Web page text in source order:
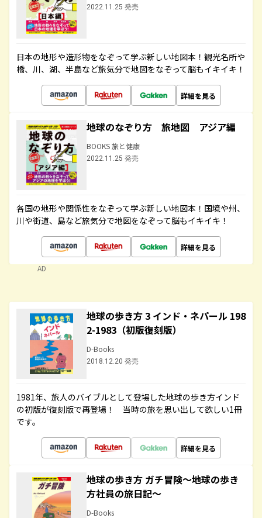
2022.11.25 発売
日本の地形や造形物をなぞって学ぶ新しい地図本！観光名所や
橋、川、湖、半島など旅気分で地図をなぞって脳もイキイキ！
詳細を見る
地球のなぞり方 旅地図 アジア編
BOOKS 旅と健康
2022.11.25 発売
各国の地形や関係性をなぞって学ぶ新しい地図本！国境や州、
川や街道、島など旅気分で地図をなぞって脳もイキイキ！
詳細を見る
AD
地球の歩き方 3 インド・ネパール 198
2-1983（初版復刻版）
D-Books
2018.12.20 発売
1981年、旅人のバイブルとして登場した地球の歩き方インド
の初版が復刻版で再登場！ 当時の旅を思い出して欲しい1冊
です。
詳細を見る
地球の歩き方 ガチ冒険～地球の歩き
方社員の旅日記～
D-Books